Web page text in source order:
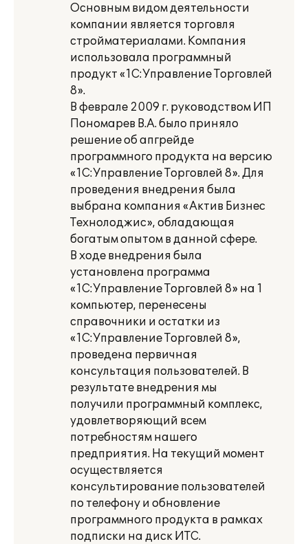
Основным видом деятельности
компании является торговля
стройматериалами. Компания
использовала программный
продукт «1С:Управление Торговлей
8».
В феврале 2009 г. руководством ИП
Пономарев В.А. было приняло
решение об апгрейде
программного продукта на версию
«1С:Управление Торговлей 8». Для
проведения внедрения была
выбрана компания «Актив Бизнес
Технолоджис», обладающая
богатым опытом в данной сфере.
В ходе внедрения была
установлена программа
«1С:Управление Торговлей 8» на 1
компьютер, перенесены
справочники и остатки из
«1С:Управление Торговлей 8»,
проведена первичная
консультация пользователей. В
результате внедрения мы
получили программный комплекс,
удовлетворяющий всем
потребностям нашего
предприятия. На текущий момент
осуществляется
консультирование пользователей
по телефону и обновление
программного продукта в рамках
подписки на диск ИТС.